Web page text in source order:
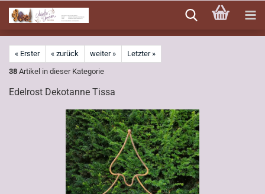
zum
Hauptinhalt
« Erster « zurück weiter »
Letzter »
38 Artikel in dieser Kategorie
Edelrost Dekotanne Tissa